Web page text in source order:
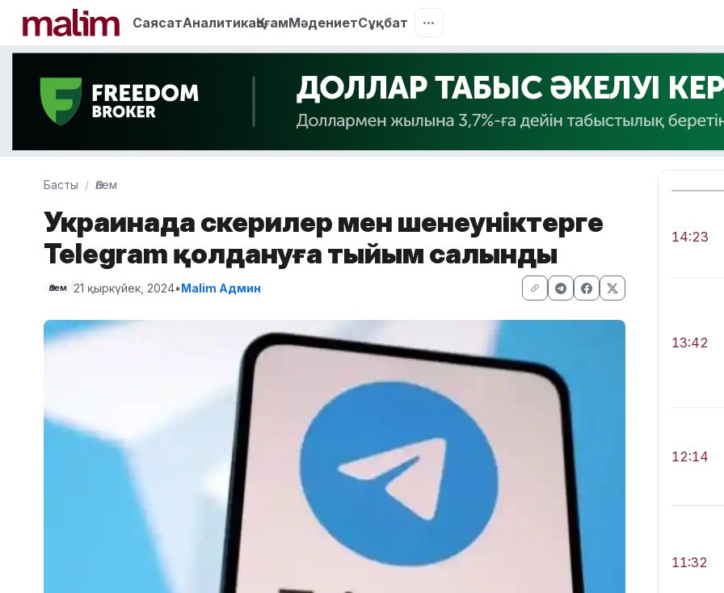
СаясатАналитикаҚоғамМәдениетСұқбат
Басты Әлем
Украинада әскерилер мен шенеуніктерге
Telegram қолдануға тыйым салынды
Әлем 21 қыркүйек, 2024•Malim Админ
14:23
13:42
12:14
11:32